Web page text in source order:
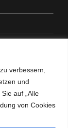
verbessern,
und
auf „Alle
von Cookies